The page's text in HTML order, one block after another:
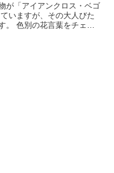
が「アイアンクロス・ベゴ
いますが、その大人びた
。 色別の花言葉をチェッ